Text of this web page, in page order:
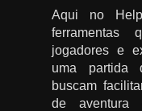
Aqui no
ferramentas
jogadores e
uma partida
buscam
de aventura